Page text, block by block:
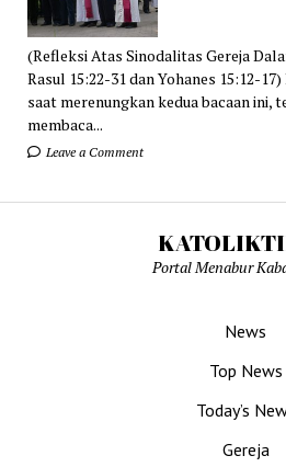
(Refleksi Atas Sinodalitas Gereja
Rasul 15:22-31 dan Yohanes 15:12-
saat merenungkan kedua bacaan ini,
membaca...
Leave a Comment
Portal Menabur
News
Top News
Today’s
Gereja